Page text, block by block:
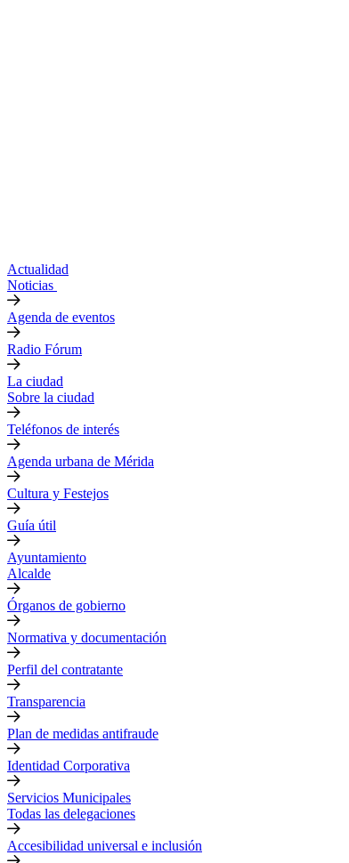
Actualidad
Noticias
Agenda de eventos
Radio Fórum
La ciudad
Sobre la ciudad
Teléfonos de interés
Agenda urbana de Mérida
Cultura y Festejos
Guía útil
Ayuntamiento
Alcalde
Órganos de gobierno
Normativa y documentación
Perfil del contratante
Transparencia
Plan de medidas antifraude
Identidad Corporativa
Servicios Municipales
Todas las delegaciones
Accesibilidad universal e inclusión